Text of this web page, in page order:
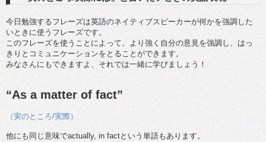
今日勉強するフレーズは英語のネイティブスピーカーが何かを強調した
いときに使うフレーズです。
このフレーズを使うことによって、より強く自分の意見を強調し、はっ
きりとコミュニケーションをとることができます。
みなさんにもできますよ、それでは一緒に学びましょう！
“As a matter of fact”
（実のところ/実際）
他にも同じ意味でactually, in factという単語もあります。